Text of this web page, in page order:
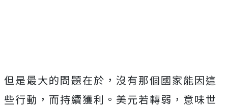
但是最大的問題在於，沒有那個國家能因這
些行動，而持續獲利。美元若轉弱，意味世